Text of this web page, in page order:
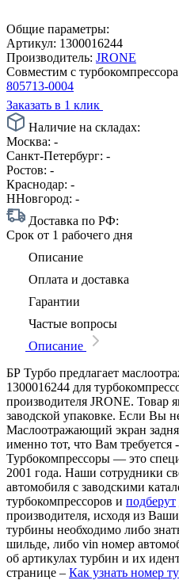
Общие параметры:
Артикул: 1300016244
Производитель: JRONE
Совместим с
805713-0004
Заказать в 1 клик
Наличие на складах:
Москва: -
Санкт-Петербург: -
Ростов: -
Краснодар: -
ННовгород: -
Доставка по РФ:
Срок от 1 рабочего дня
Описание
Оплата и доставка
Гарантии
Частые вопросы
Описание
БР Турбо предлагает
1300016244 для
производителя JRONE. Товар
заводской упаковке. Если Вы
Маслоотражающий экран
именно тот, что Вам требуется
Турбокомпрессоры — это
2001 года. Наши сотрудники
автомобиля с заводскими
турбокомпрессоров и подберут
производителя, исходя из
турбины необходимо либо
шильде, либо vin номер
об артикулах турбин и их
странице – Как узнать номер